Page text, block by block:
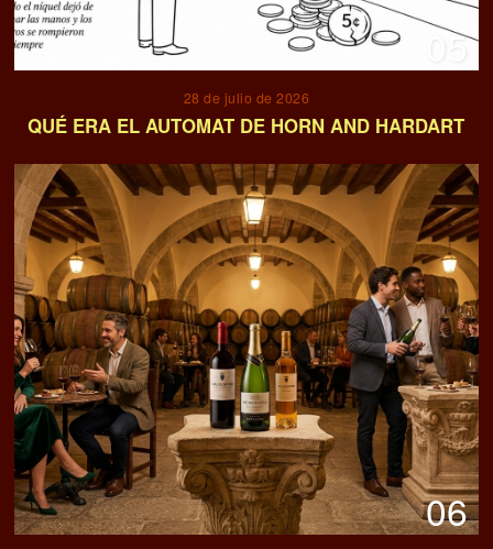
05
28 de julio de 2026
QUÉ ERA EL AUTOMAT DE HORN AND HARDART
06